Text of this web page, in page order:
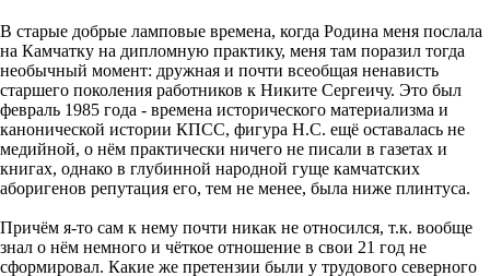
В старые добрые ламповые времена, когда Родина меня послала
на Камчатку на дипломную практику, меня там поразил тогда
необычный момент: дружная и почти всеобщая ненависть
старшего поколения работников к Никите Сергеичу. Это был
февраль 1985 года - времена исторического материализма и
канонической истории КПСС, фигура Н.С. ещё оставалась не
медийной, о нём практически ничего не писали в газетах и
книгах, однако в глубинной народной гуще камчатских
аборигенов репутация его, тем не менее, была ниже плинтуса.
Причём я-то сам к нему почти никак не относился, т.к. вообще
знал о нём немного и чёткое отношение в свои 21 год не
сформировал. Какие же претензии были у трудового северного